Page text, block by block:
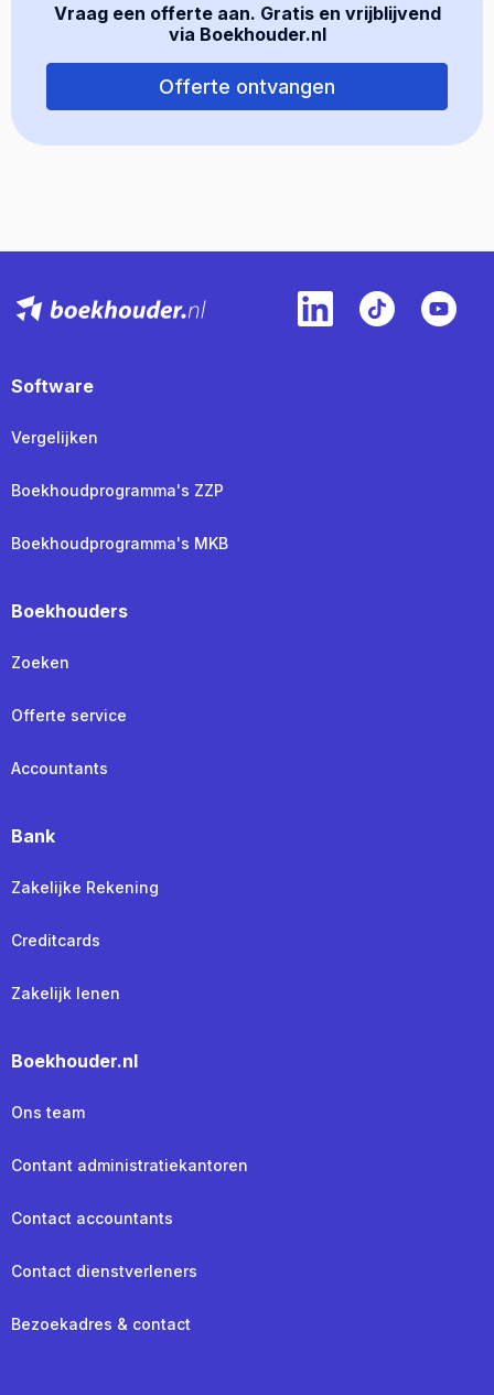
Vraag een offerte aan. Gratis en vrijblijvend
via Boekhouder.nl
Offerte ontvangen
Software
Vergelijken
Boekhoudprogramma's ZZP
Boekhoudprogramma's MKB
Boekhouders
Zoeken
Offerte service
Accountants
Bank
Zakelijke Rekening
Creditcards
Zakelijk lenen
Boekhouder.nl
Ons team
Contant administratiekantoren
Contact accountants
Contact dienstverleners
Bezoekadres & contact